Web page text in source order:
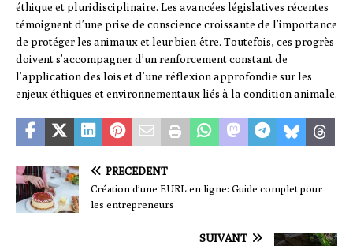
éthique et pluridisciplinaire. Les avancées législatives récentes
témoignent d’une prise de conscience croissante de l’importance
de protéger les animaux et leur bien-être. Toutefois, ces progrès
doivent s’accompagner d’un renforcement constant de
l’application des lois et d’une réflexion approfondie sur les
enjeux éthiques et environnementaux liés à la condition animale.
PRÉCÉDENT
Création d’une EURL en ligne: Guide complet pour
les entrepreneurs
SUIVANT